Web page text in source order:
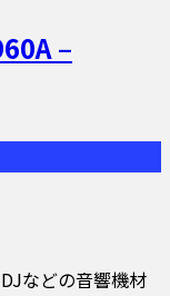
–
などの音響機材